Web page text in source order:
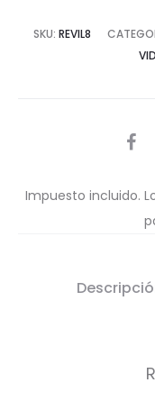
SKU: REVIL8
Impuesto incluido.